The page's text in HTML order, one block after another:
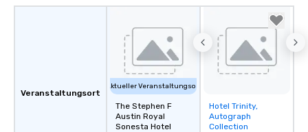
Veranstaltungsort
Aktueller Veranstaltungsort
The Stephen F
Austin Royal
Sonesta Hotel
Removed from
favorites
Hotel Trinity,
Autograph
Collection